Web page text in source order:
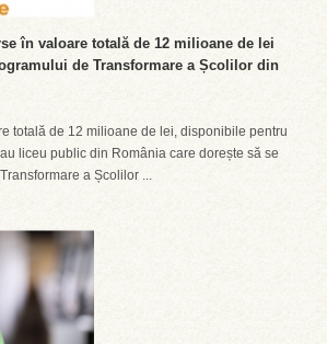
în valoare totală de 12 milioane de lei
de Transformare a Școlilor din
totală de 12 milioane de lei, disponibile pentru
liceu public din România care dorește să se
a Școlilor ...